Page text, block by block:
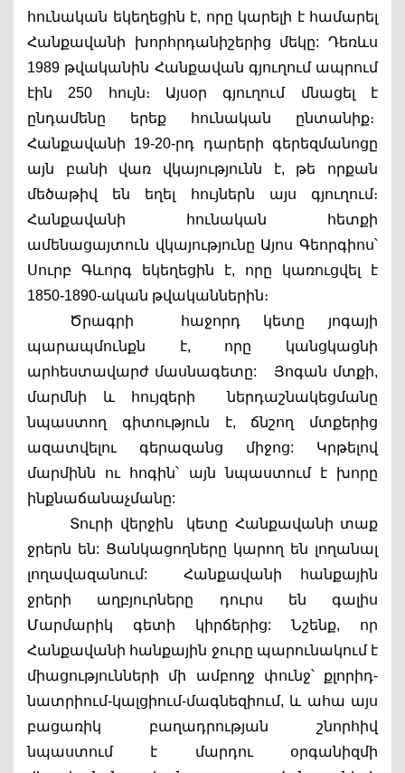
հունական եկեղեցին է, որը կարելի է համարել
Հանքավանի խորհրդանիշերից մեկը: Դեռևս
1989 թվականին Հանքավան գյուղում ապրում
էին 250 հույն։ Այսօր գյուղում մնացել է
ընդամենը երեք հունական ընտանիք։
Հանքավանի 19-20-րդ դարերի գերեզմանոցը
այն բանի վառ վկայությունն է, թե որքան
մեծաթիվ են եղել հույներն այս գյուղում։
Հանքավանի հունական հետքի
ամենացայտուն վկայությունը Այոս Գեորգիոս՝
Սուրբ Գևորգ եկեղեցին է, որը կառուցվել է
1850-1890-ական թվականներին։
Ծրագրի  հաջորդ կետը յոգայի
պարապմունքն է, որը կանցկացնի
արհեստավարժ մասնագետը:   Յոգան մտքի,
մարմնի և հույզերի  ներդաշնակեցմանը
նպաստող գիտություն է, ճնշող մտքերից
ազատվելու գերազանց միջոց: Կրթելով
մարմինն ու հոգին՝ այն նպաստում է խորը
ինքնաճանաչմանը:
Տուրի վերջին  կետը Հանքավանի տաք
ջրերն են: Ցանկացողները կարող են լողանալ
լողավազանում:  Հանքավանի հանքային
ջրերի աղբյուրները դուրս են գալիս
Մարմարիկ գետի կիրճերից: Նշենք, որ
Հանքավանի հանքային ջուրը պարունակում է
միացությունների մի ամբողջ փունջ՝ քլորիդ-
նատրիում-կալցիում-մագնեզիում, և ահա այս
բացառիկ բաղադրության շնորհիվ
նպաստում է մարդու օրգանիզմի